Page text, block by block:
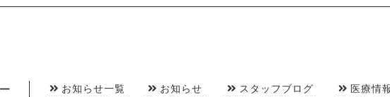
お知らせ一覧 お知らせ スタッフブログ 医療情